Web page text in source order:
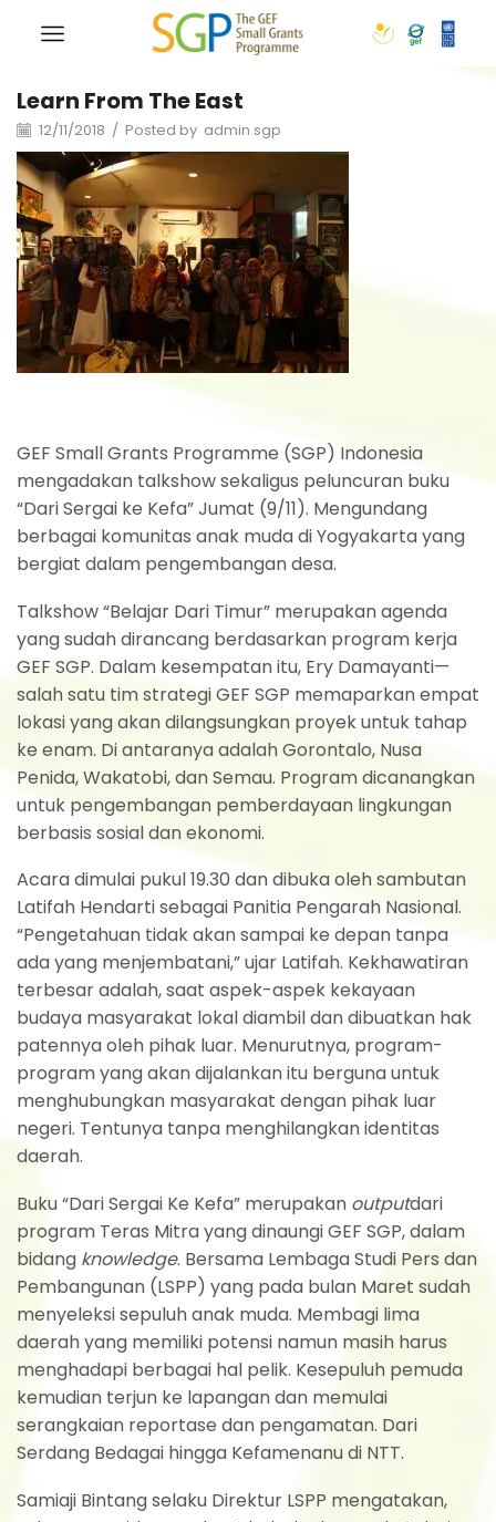
Learn From The East
12/11/2018 / Posted by admin sgp
GEF Small Grants Programme (SGP) Indonesia
mengadakan talkshow sekaligus peluncuran buku
“Dari Sergai ke Kefa” Jumat (9/11). Mengundang
berbagai komunitas anak muda di Yogyakarta yang
bergiat dalam pengembangan desa.
Talkshow “Belajar Dari Timur” merupakan agenda
yang sudah dirancang berdasarkan program kerja
GEF SGP. Dalam kesempatan itu, Ery Damayanti—
salah satu tim strategi GEF SGP memaparkan empat
lokasi yang akan dilangsungkan proyek untuk tahap
ke enam. Di antaranya adalah Gorontalo, Nusa
Penida, Wakatobi, dan Semau. Program dicanangkan
untuk pengembangan pemberdayaan lingkungan
berbasis sosial dan ekonomi.
Acara dimulai pukul 19.30 dan dibuka oleh sambutan
Latifah Hendarti sebagai Panitia Pengarah Nasional.
“Pengetahuan tidak akan sampai ke depan tanpa
ada yang menjembatani,” ujar Latifah. Kekhawatiran
terbesar adalah, saat aspek-aspek kekayaan
budaya masyarakat lokal diambil dan dibuatkan hak
patennya oleh pihak luar. Menurutnya, program-
program yang akan dijalankan itu berguna untuk
menghubungkan masyarakat dengan pihak luar
negeri. Tentunya tanpa menghilangkan identitas
daerah.
Buku “Dari Sergai Ke Kefa” merupakan outputdari
program Teras Mitra yang dinaungi GEF SGP, dalam
bidang knowledge. Bersama Lembaga Studi Pers dan
Pembangunan (LSPP) yang pada bulan Maret sudah
menyeleksi sepuluh anak muda. Membagi lima
daerah yang memiliki potensi namun masih harus
menghadapi berbagai hal pelik. Kesepuluh pemuda
kemudian terjun ke lapangan dan memulai
serangkaian reportase dan pengamatan. Dari
Serdang Bedagai hingga Kefamenanu di NTT.
Samiaji Bintang selaku Direktur LSPP mengatakan,